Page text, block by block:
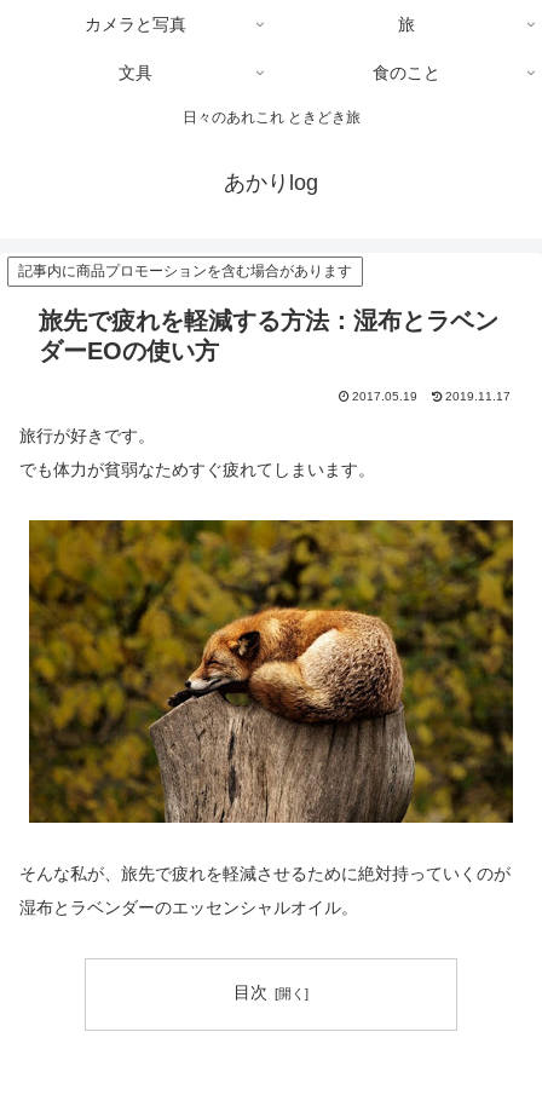
日々のあれこれ ときどき旅
あかりlog
カメラと写真 旅
文具 食のこと
記事内に商品プロモーションを含む場合があります
旅先で疲れを軽減する方法：湿布とラベン
ダーEOの使い方
2017.05.19 2019.11.17
旅行が好きです。
でも体力が貧弱なためすぐ疲れてしまいます。
そんな私が、旅先で疲れを軽減させるために絶対持っていくのが
湿布とラベンダーのエッセンシャルオイル。
目次